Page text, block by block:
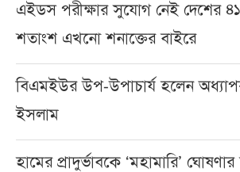
এইডস পরীক্ষার সুযোগ নেই দেশের
শতাংশ এখনো শনাক্তের বাইরে
বিএমইউর উপ-উপাচার্য হলেন
ইসলাম
হামের প্রাদুর্ভাবকে ‘মহামারি’ ঘোষণার